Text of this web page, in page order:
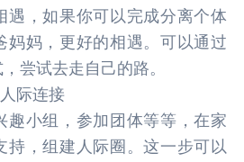
遇，如果你可以完成分离个体
妈妈，更好的相遇。可以通过
尝试去走自己的路。
际连接
趣小组，参加团体等等，在家
持，组建人际圈。这一步可以